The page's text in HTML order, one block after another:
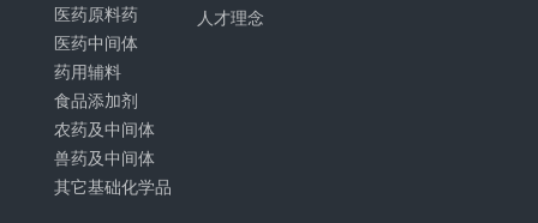
医药原料药
医药中间体
药用辅料
食品添加剂
农药及中间体
兽药及中间体
其它基础化学品
人才理念